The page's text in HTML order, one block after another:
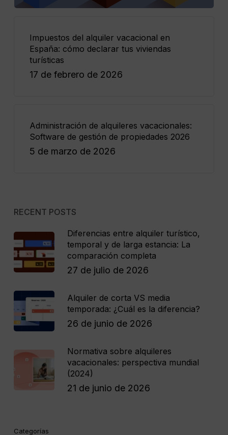
Impuestos del alquiler vacacional en
España: cómo declarar tus viviendas
turísticas
17 de febrero de 2026
Administración de alquileres vacacionales:
Software de gestión de propiedades 2026
5 de marzo de 2026
RECENT POSTS
Diferencias entre alquiler turístico,
temporal y de larga estancia: La
comparación completa
27 de julio de 2026
Alquiler de corta VS media
temporada: ¿Cuál es la diferencia?
26 de junio de 2026
Normativa sobre alquileres
vacacionales: perspectiva mundial
(2024)
21 de junio de 2026
Categorías